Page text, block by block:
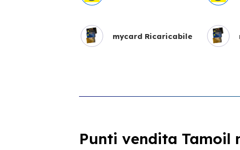
mycard Ricaricabile
Punti vendita Tamoil